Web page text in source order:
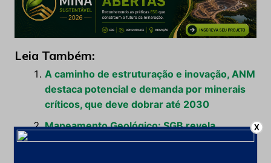
Leia Também:
A caminho de estruturação e inovação, ANM
destaca potencial e demanda por minerais
críticos, que deve dobrar até 2030
Mapeamento Geológico: SGB revela
potencial para tungstênio e ouro no RN
X